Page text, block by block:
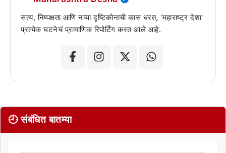
सत्य, निष्पक्षता आणि नव्या दृष्टिकोनाची कास धरत, 'महाराष्ट्र देशा'
प्रत्येक घटनेचं प्रामाणिक रिपोर्टिंग करत आले आहे.
🕘 संबंधित बातम्या